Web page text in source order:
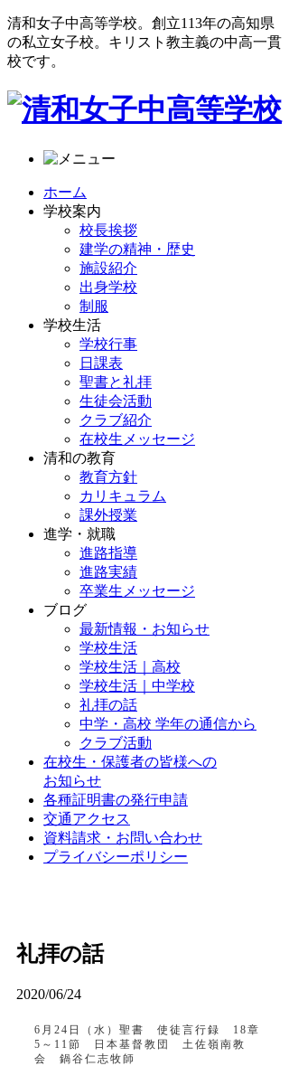
清和女子中高等学校。創立113年の高知県
の私立女子校。キリスト教主義の中高一貫
校です。
ホーム
学校案内
校長挨拶
建学の精神・歴史
施設紹介
出身学校
制服
学校生活
学校行事
日課表
聖書と礼拝
生徒会活動
クラブ紹介
在校生メッセージ
清和の教育
教育方針
カリキュラム
課外授業
進学・就職
進路指導
進路実績
卒業生メッセージ
ブログ
最新情報・お知らせ
学校生活
学校生活｜高校
学校生活｜中学校
礼拝の話
中学・高校 学年の通信から
クラブ活動
在校生・保護者の皆様への
お知らせ
各種証明書の発行申請
交通アクセス
資料請求・お問い合わせ
プライバシーポリシー
礼拝の話
2020/06/24
6月24日（水）聖書 使徒言行録 18章
5～11節 日本基督教団 土佐嶺南教
会 鍋谷仁志牧師